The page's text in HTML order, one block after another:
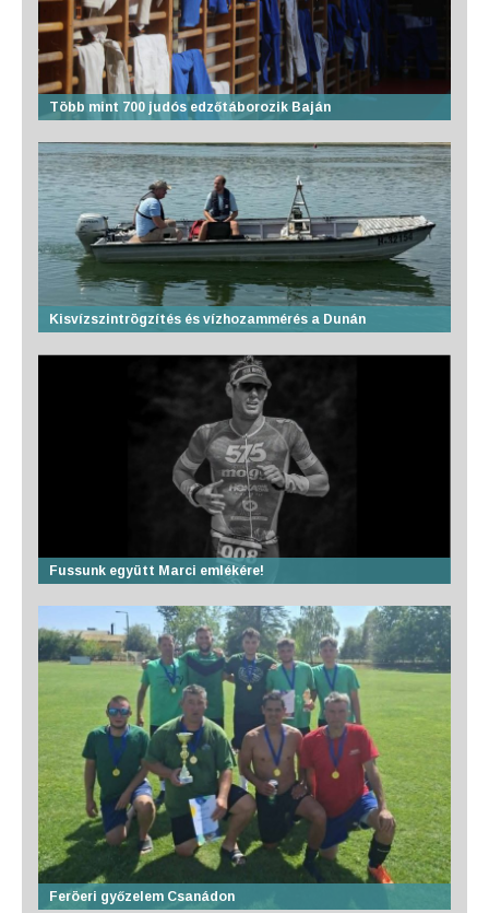
Több mint 700 judós edzőtáborozik Baján
Kisvízszintrögzítés és vízhozammérés a Dunán
Fussunk együtt Marci emlékére!
Feröeri győzelem Csanádon